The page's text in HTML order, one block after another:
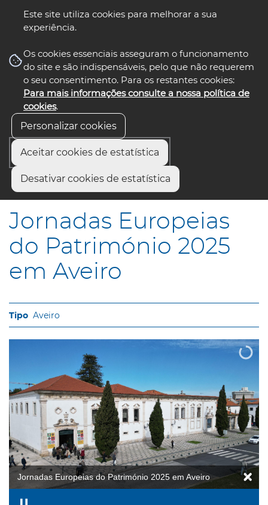
Este site utiliza cookies para melhorar a sua
experiência.
Os cookies essenciais asseguram o funcionamento
do site e são indispensáveis, pelo que não requerem
o seu consentimento. Para os restantes cookies:
Para mais informações consulte a nossa política de
cookies.
Personalizar cookies
Aceitar cookies de estatística
Desativar cookies de estatística
nos select language
Início
Jornadas Europeias do Património 2025 em Aveiro
Jornadas Europeias
do Património 2025
em Aveiro
Aveiro
Jornadas Europeias do Património 2025 em Aveiro